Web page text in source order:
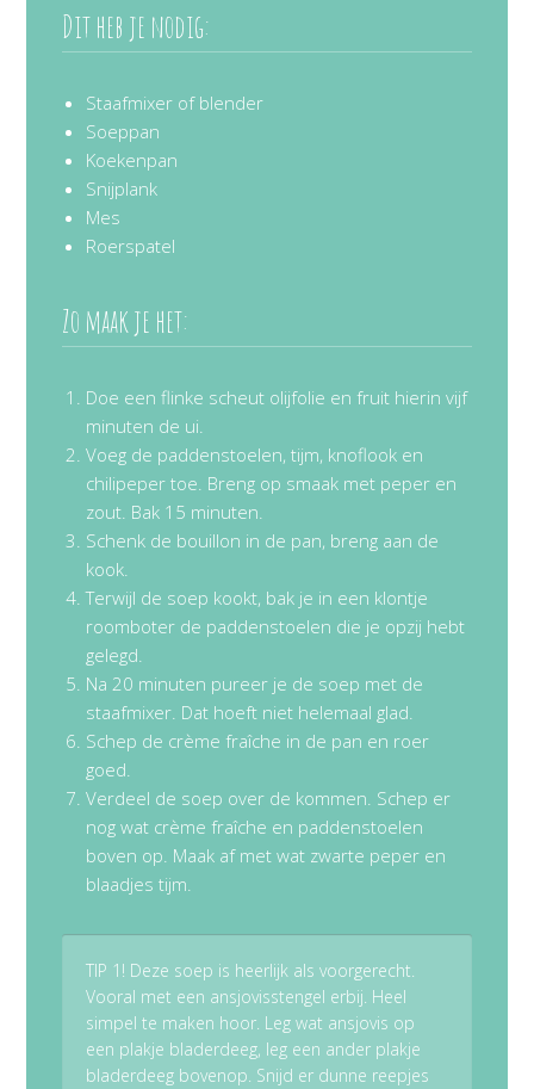
Dit heb je nodig:
Staafmixer of blender
Soeppan
Koekenpan
Snijplank
Mes
Roerspatel
Zo maak je het:
Doe een flinke scheut olijfolie en fruit hierin vijf
minuten de ui.
Voeg de paddenstoelen, tijm, knoflook en
chilipeper toe. Breng op smaak met peper en
zout. Bak 15 minuten.
Schenk de bouillon in de pan, breng aan de
kook.
Terwijl de soep kookt, bak je in een klontje
roomboter de paddenstoelen die je opzij hebt
gelegd.
Na 20 minuten pureer je de soep met de
staafmixer. Dat hoeft niet helemaal glad.
Schep de crème fraîche in de pan en roer
goed.
Verdeel de soep over de kommen. Schep er
nog wat crème fraîche en paddenstoelen
boven op. Maak af met wat zwarte peper en
blaadjes tijm.
TIP 1! Deze soep is heerlijk als voorgerecht.
Vooral met een ansjovisstengel erbij. Heel
simpel te maken hoor. Leg wat ansjovis op
een plakje bladerdeeg, leg een ander plakje
bladerdeeg bovenop. Snijd er dunne reepjes